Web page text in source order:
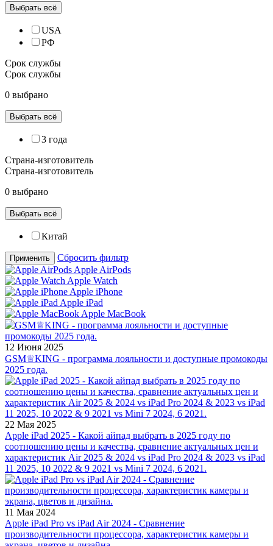
Выбрать всё
USA
РФ
Срок службы
Срок службы
0 выбрано
Выбрать всё
3 года
Страна-изготовитель
Страна-изготовитель
0 выбрано
Выбрать всё
Китай
Применить
Сбросить фильтр
Apple AirPods
Apple Watch
Apple iPhone
Apple iPad
Apple MacBook
12 Июня 2025
GSM♕KING - программа лояльности и доступные промокоды
2025 года.
22 Мая 2025
Apple iPad 2025 - Какой айпад выбрать в 2025 году по
соотношению цены и качества, сравнение актуальных цен и
характеристик Air 2025 & 2024 vs iPad Pro 2024 & 2023 vs iPad
11 2025, 10 2022 & 9 2021 vs Mini 7 2024, 6 2021.
11 Мая 2024
Apple iPad Pro vs iPad Air 2024 - Сравнение
производительности процессора, характеристик камеры и